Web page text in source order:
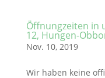
Öffnungzeiten in
12, Hungen-
Nov. 10, 2019
Wir haben keine